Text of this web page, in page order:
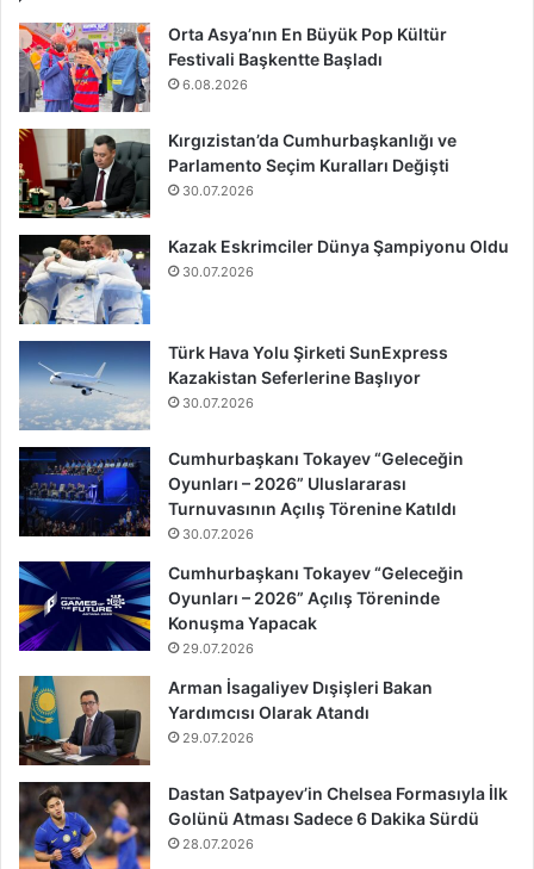
Orta Asya’nın En Büyük Pop Kültür
Festivali Başkentte Başladı
6.08.2026
Kırgızistan’da Cumhurbaşkanlığı ve
Parlamento Seçim Kuralları Değişti
30.07.2026
Kazak Eskrimciler Dünya Şampiyonu Oldu
30.07.2026
Türk Hava Yolu Şirketi SunExpress
Kazakistan Seferlerine Başlıyor
30.07.2026
Cumhurbaşkanı Tokayev “Geleceğin
Oyunları – 2026” Uluslararası
Turnuvasının Açılış Törenine Katıldı
30.07.2026
Cumhurbaşkanı Tokayev “Geleceğin
Oyunları – 2026” Açılış Töreninde
Konuşma Yapacak
29.07.2026
Arman İsagaliyev Dışişleri Bakan
Yardımcısı Olarak Atandı
29.07.2026
Dastan Satpayev’in Chelsea Formasıyla İlk
Golünü Atması Sadece 6 Dakika Sürdü
28.07.2026